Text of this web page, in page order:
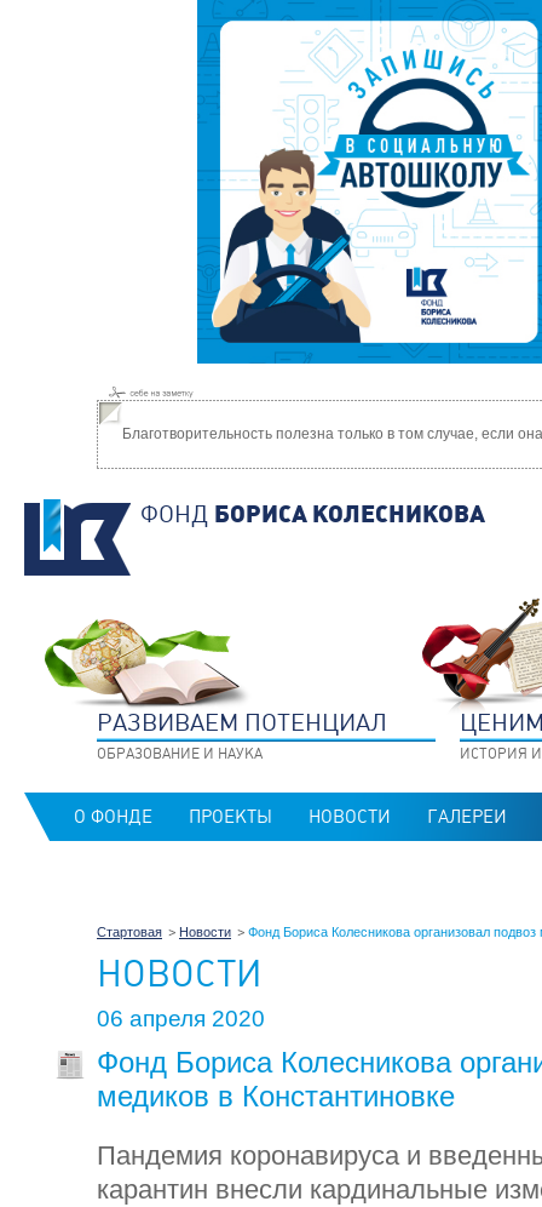
Благотворительность полезна только в том случае, если
ФОНД БОРИСА КОЛЕСНИКОВА
РАЗВИВАЕМ ПОТЕНЦИАЛ
ОБРАЗОВАНИЕ И НАУКА ИСТОРИЯ
О ФОНДЕ ПРОЕКТЫ НОВОСТИ ГАЛЕРЕИ
Стартовая Новости Фонд Бориса Колесникова организовал подвоз
НОВОСТИ
06 апреля 2020
Фонд Бориса Колесникова
медиков в Константиновке
Пандемия коронавируса и
карантин внесли кардинальные